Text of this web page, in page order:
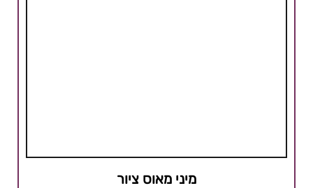
מיני מאוס ציור